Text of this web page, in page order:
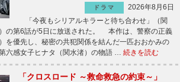
ドラマ
2026年8月6日
「今夜もシリアルキラーと待ち合わせ」（関
の第6話が5日に放送された。 本作は、警察の正義
を優先し、秘密の共犯関係を結んだ一匹おおかみの
六感女子ヒナタ（関水渚）の物語 … 続きを読む
「クロスロード ～救命救急の約束～」